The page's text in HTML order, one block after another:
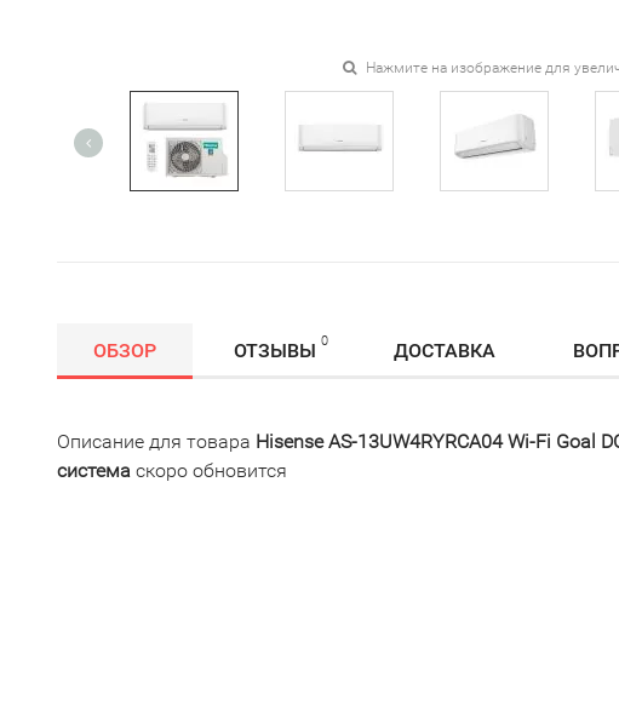
Нажмите на изображение для
ОБЗОР ОТЗЫВЫ 0 ДОСТАВКА
Описание для товара Hisense AS-13UW4RYRCA04 Wi-Fi Goal
система скоро обновится